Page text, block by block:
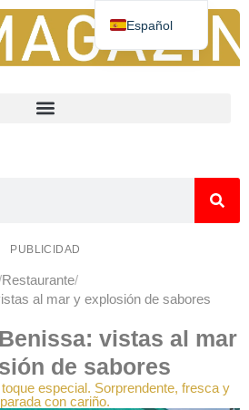
PUBLICIDAD
Restaurante
al mar y explosión de sabores
vistas al mar
de sabores
especial. Sorprendente, fresca y
con cariño.
Español
Deutsch